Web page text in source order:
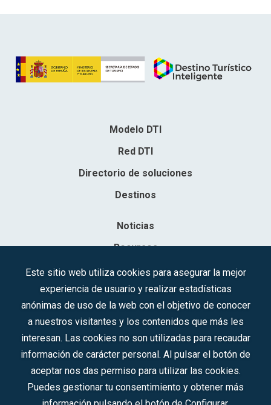
Modelo DTI
Red DTI
Directorio de soluciones
Destinos
Noticias
Recursos
Contacto
Sociedad Mercantil Estatal para la Gestión de la Innovación y las
Tecnologías Turísticas, S.A.M.P.
Inscrita en el R.M. de Madrid, T, 12593, Se. 8, F. 129, H. 201.307.
C.I.F.: A-81/874.984
Síguenos en redes sociales:
Este sitio web utiliza cookies para asegurar la mejor
experiencia de usuario y realizar estadísticas
anónimas de uso de la web con el objetivo de conocer
a nuestros visitantes y los contenidos que más les
interesan. Las cookies no son utilizadas para recaudar
información de carácter personal. Al pulsar el botón de
aceptar nos das permiso para utilizar las cookies.
Puedes gestionar tu consentimiento y obtener más